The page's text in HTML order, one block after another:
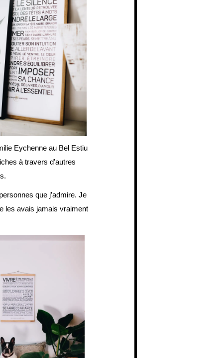
Eychenne au Bel Estiu
à travers d’autres
que j’admire. Je
les avais jamais vraiment